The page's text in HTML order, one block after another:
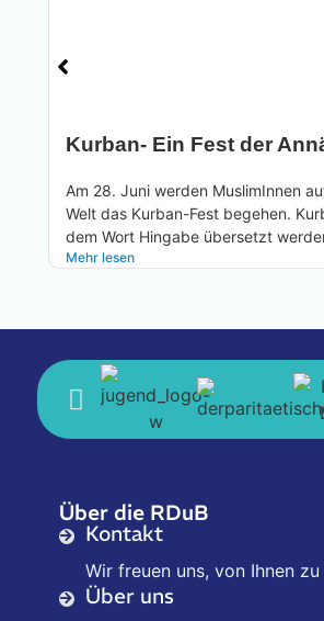
Kurban- Ein Fest der
Am 28. Juni werden MuslimInnen
Welt das Kurban-Fest begehen.
dem Wort Hingabe übersetzt
Mehr lesen
Über die RDuB
Kontakt
Wir freuen uns, von Ihnen zu
Über uns